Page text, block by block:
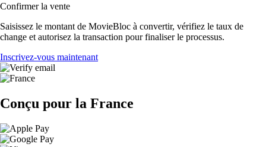
Confirmer la vente
Saisissez le montant de MovieBloc à convertir, vérifiez le taux de
change et autorisez la transaction pour finaliser le processus.
Inscrivez-vous maintenant
Conçu pour la France